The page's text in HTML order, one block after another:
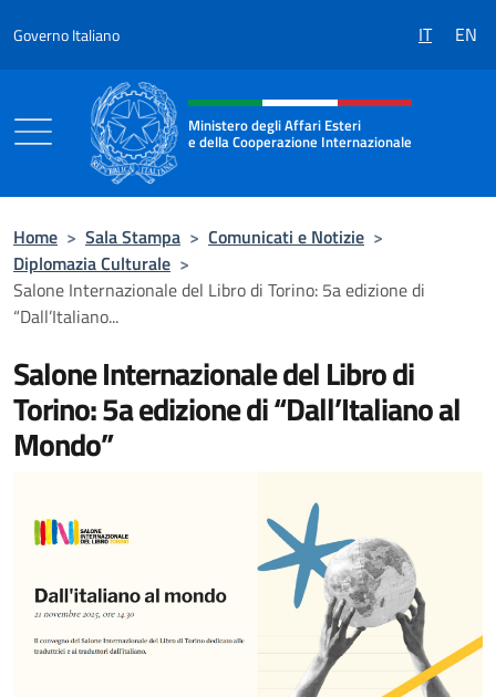
Governo Italiano IT EN
Intestazione sito, social e menù
Ministero degli Affari Esteri
e della Cooperazione Internazionale
Home > Sala Stampa > Comunicati e Notizie >
Diplomazia Culturale >
Salone Internazionale del Libro di Torino: 5a edizione di
“Dall’Italiano...
Salone Internazionale del Libro di
Torino: 5a edizione di “Dall’Italiano al
Mondo”